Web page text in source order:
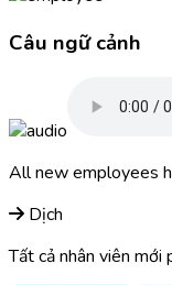
Câu ngữ cảnh
All new employees
Dịch
Tất cả nhân viên mới